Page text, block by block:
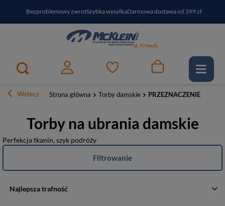
Bezproblemowy zwrotSzybka wysyłkaDarmowa dostawa od 399 zł
PayPo - kup i zapłać za30 dniZapisz się do newslettera i odbierz RABAT
Wstecz Strona główna Torby damskie PRZEZNACZENIE
Torby na ubrania damskie
Perfekcja tkanin, szyk podróży
Najlepsza trafność
Filtrowanie